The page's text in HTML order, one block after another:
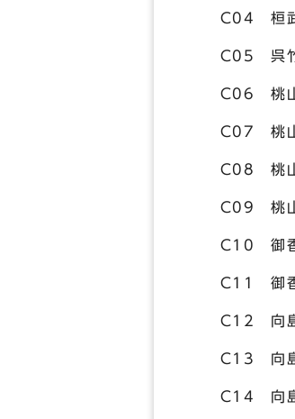
C04 桓武
C05 呉竹
C06 桃山
C07 桃山
C08 桃山
C09 桃山
C10 御香
C11 御
C12 向島
C13 向島
C14 向島